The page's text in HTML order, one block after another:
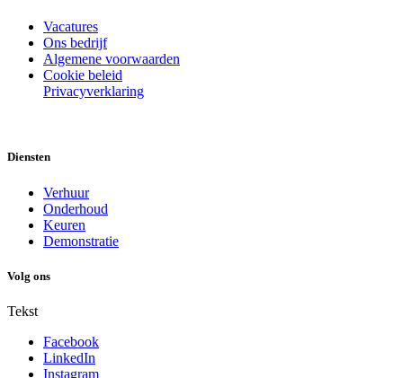
Vacatures
Ons bedrijf
Algemene voorwaarden
Cookie beleid
Privacyverklaring
Diensten
Verhuur
Onderhoud
Keuren
Demonstratie
Volg ons
Tekst
Facebook
LinkedIn
Instagram